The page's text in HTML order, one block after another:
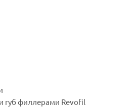
губ филлерами Revofil